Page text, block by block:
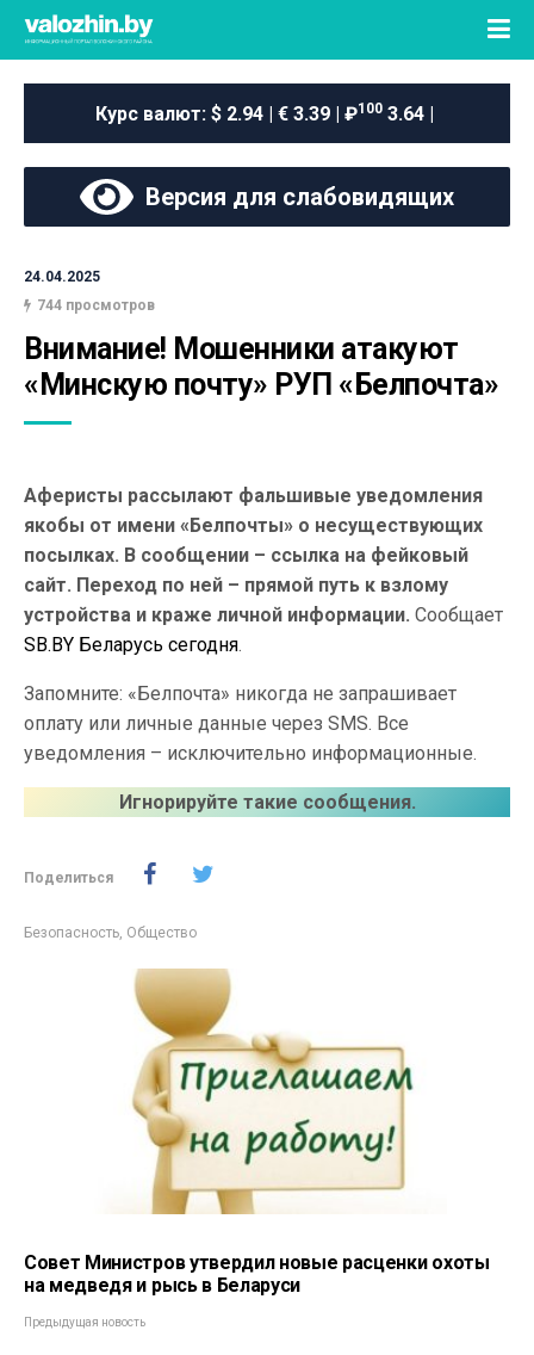
Курс валют: $ 2.94 | € 3.39 | ₽100 3.64 |
Версия для слабовидящих
24.04.2025
744 просмотров
Внимание! Мошенники атакуют
«Минскую почту» РУП «Белпочта»
Аферисты рассылают фальшивые уведомления
якобы от имени «Белпочты» о несуществующих
посылках. В сообщении – ссылка на фейковый
сайт. Переход по ней – прямой путь к взлому
устройства и краже личной информации. Сообщает
SB.BY Беларусь сегодня.
Запомните: «Белпочта» никогда не запрашивает
оплату или личные данные через SMS. Все
уведомления – исключительно информационные.
Игнорируйте такие сообщения.
Поделиться
Безопасность, Общество
Совет Министров утвердил новые расценки охоты
на медведя и рысь в Беларуси
Предыдущая новость